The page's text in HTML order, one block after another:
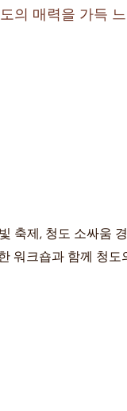
의 매력을 가득
축제, 청도 소싸움
워크숍과 함께 청